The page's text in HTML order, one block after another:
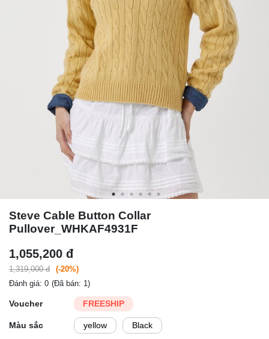
Steve Cable Button Collar
Pullover_WHKAF4931F
1,055,200 đ
1,319,000 đ
(-20%)
Đánh giá: 0 (Đã bán: 1)
Voucher FREESHIP
Màu sắc yellow Black